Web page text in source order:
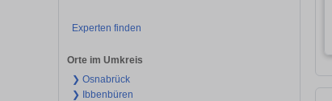
Experten finden
Orte im Umkreis
❯ Osnabrück
❯ Ibbenbüren